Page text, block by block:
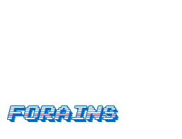
forains